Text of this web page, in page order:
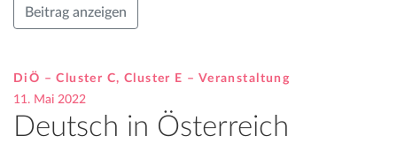
Beitrag anzeigen
DiÖ – Cluster C, Cluster E – Veranstaltung
11. Mai 2022
Deutsch in Österreich